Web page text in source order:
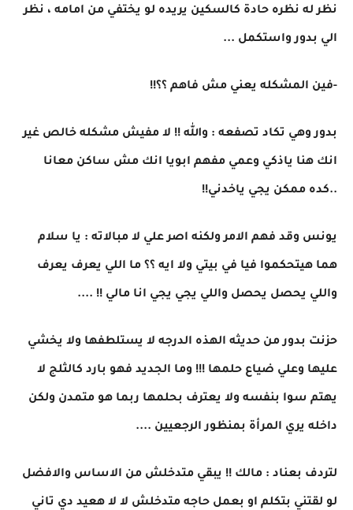
نظر له نظره حادة كالسكين يريده لو يختفي من امامه ، نظر
الي بدور واستكمل ...
-فين المشكله يعني مش فاهم ؟؟!!
بدور وهي تكاد تصفعه : والله !! لا مفيش مشكله خالص غير
انك هنا ياذكي وعمي مفهم ابويا انك مش ساكن معانا
..كده ممكن يجي ياخدني!!
يونس وقد فهم الامر ولكنه اصر علي لا مبالاته : يا سلام
هما هيتحكموا فيا في بيتي ولا ايه ؟؟ ما اللي يعرف يعرف
واللي يحصل يحصل واللي يجي يجي انا مالي !! ....
حزنت بدور من حديثه الهذه الدرجه لا يستلطفها ولا يخشي
عليها وعلي ضياع حلمها !!! وما الجديد فهو بارد كالثلج لا
يهتم سوا بنفسه ولا يعترف بحلمها ربما هو متمدن ولكن
داخله يري المرأة بمنظور الرجعيين ....
لتردف بعناد : مالك !! يبقي متدخلش من الاساس والافضل
لو لقتني بتكلم او بعمل حاجه متدخلش لا لا هعيد دي تاني